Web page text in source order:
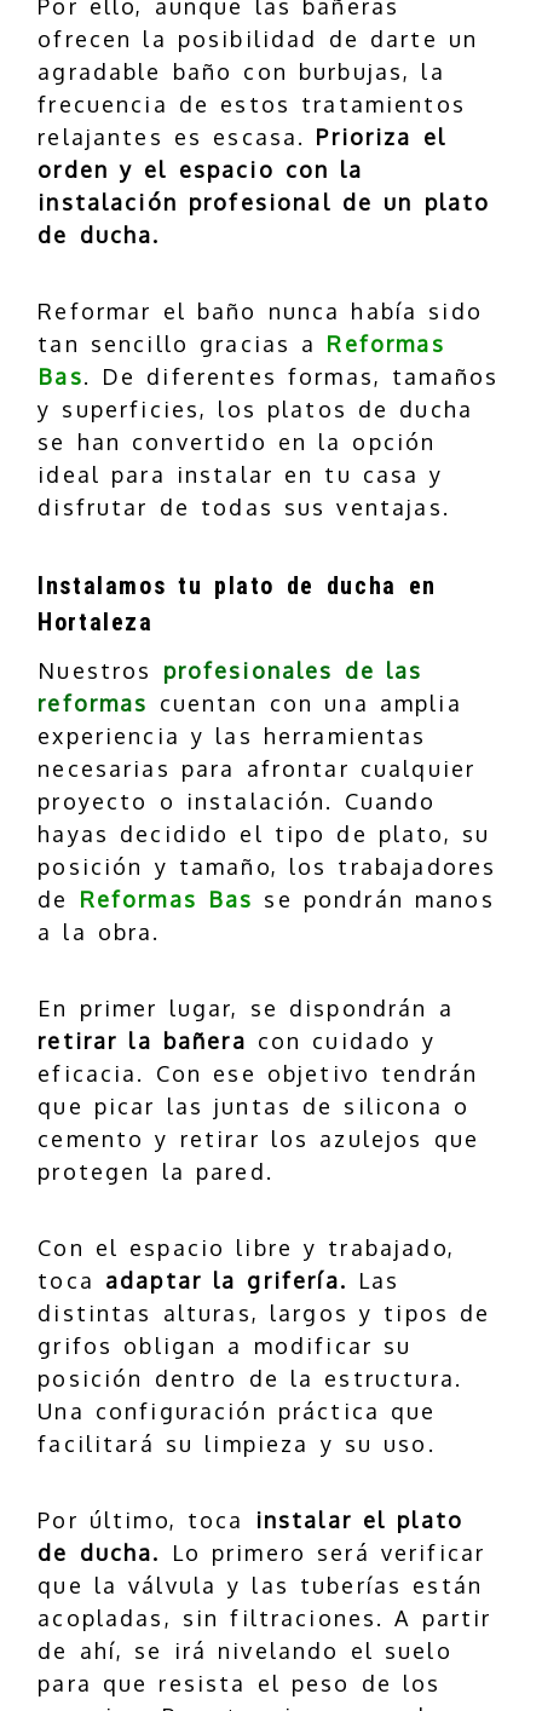
Por ello, aunque las bañeras
ofrecen la posibilidad de darte un
agradable baño con burbujas, la
frecuencia de estos tratamientos
relajantes es escasa. Prioriza el
orden y el espacio con la
instalación profesional de un plato
de ducha.
Reformar el baño nunca había sido
tan sencillo gracias a Reformas
Bas. De diferentes formas, tamaños
y superficies, los platos de ducha
se han convertido en la opción
ideal para instalar en tu casa y
disfrutar de todas sus ventajas.
Instalamos tu plato de ducha en
Hortaleza
Nuestros profesionales de las
reformas cuentan con una amplia
experiencia y las herramientas
necesarias para afrontar cualquier
proyecto o instalación. Cuando
hayas decidido el tipo de plato, su
posición y tamaño, los trabajadores
de Reformas Bas se pondrán manos
a la obra.
En primer lugar, se dispondrán a
retirar la bañera con cuidado y
eficacia. Con ese objetivo tendrán
que picar las juntas de silicona o
cemento y retirar los azulejos que
protegen la pared.
Con el espacio libre y trabajado,
toca adaptar la grifería. Las
distintas alturas, largos y tipos de
grifos obligan a modificar su
posición dentro de la estructura.
Una configuración práctica que
facilitará su limpieza y su uso.
Por último, toca
instalar el plato
de ducha.
Lo primero será verificar
que la válvula y las tuberías están
acopladas, sin filtraciones. A partir
de ahí, se irá nivelando el suelo
para que resista el peso de los